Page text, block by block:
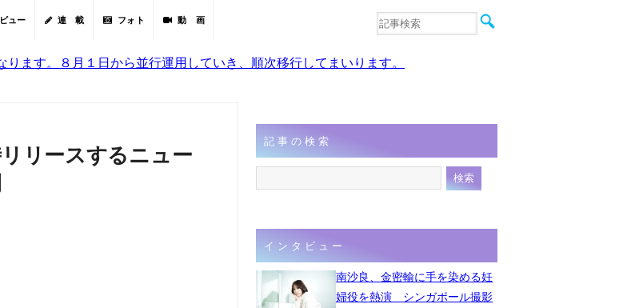
ュー 連 載 フォト 動 画
音楽
ます。８月１日から並行運用していき、順次移行してまいります。
リースするニュー
記事の検索
インタビュー
南沙良、金密輸に手を染める妊
婦役を熱演 シンガポール撮影